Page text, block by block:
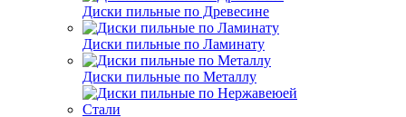
Диски пильные по Древесине
Диски пильные по Ламинату
Диски пильные по Металлу